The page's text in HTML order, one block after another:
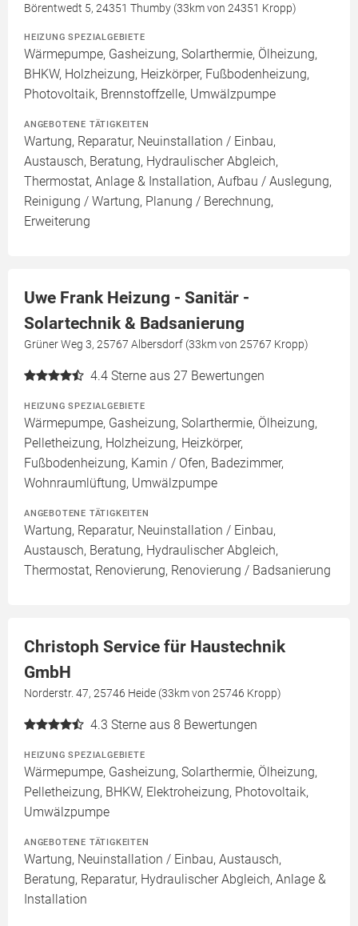
Börentwedt 5, 24351 Thumby (33km von 24351 Kropp)
HEIZUNG SPEZIALGEBIETE
Wärmepumpe, Gasheizung, Solarthermie, Ölheizung,
BHKW, Holzheizung, Heizkörper, Fußbodenheizung,
Photovoltaik, Brennstoffzelle, Umwälzpumpe
ANGEBOTENE TÄTIGKEITEN
Wartung, Reparatur, Neuinstallation / Einbau,
Austausch, Beratung, Hydraulischer Abgleich,
Thermostat, Anlage & Installation, Aufbau / Auslegung,
Reinigung / Wartung, Planung / Berechnung,
Erweiterung
Uwe Frank Heizung - Sanitär -
Solartechnik & Badsanierung
Grüner Weg 3, 25767 Albersdorf (33km von 25767 Kropp)
4.4 Sterne aus 27 Bewertungen
HEIZUNG SPEZIALGEBIETE
Wärmepumpe, Gasheizung, Solarthermie, Ölheizung,
Pelletheizung, Holzheizung, Heizkörper,
Fußbodenheizung, Kamin / Ofen, Badezimmer,
Wohnraumlüftung, Umwälzpumpe
ANGEBOTENE TÄTIGKEITEN
Wartung, Reparatur, Neuinstallation / Einbau,
Austausch, Beratung, Hydraulischer Abgleich,
Thermostat, Renovierung, Renovierung / Badsanierung
Christoph Service für Haustechnik
GmbH
Norderstr. 47, 25746 Heide (33km von 25746 Kropp)
4.3 Sterne aus 8 Bewertungen
HEIZUNG SPEZIALGEBIETE
Wärmepumpe, Gasheizung, Solarthermie, Ölheizung,
Pelletheizung, BHKW, Elektroheizung, Photovoltaik,
Umwälzpumpe
ANGEBOTENE TÄTIGKEITEN
Wartung, Neuinstallation / Einbau, Austausch,
Beratung, Reparatur, Hydraulischer Abgleich, Anlage &
Installation